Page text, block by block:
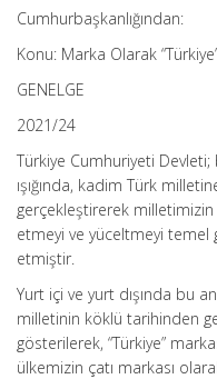
Cumhurbaşkanlığından:
Konu: Marka Olarak
GENELGE
2021/24
Türkiye Cumhuriyeti Devleti;
ışığında, kadim Türk
gerçekleştirerek
etmeyi ve yüceltmeyi
etmiştir.
Yurt içi ve yurt dışında bu
milletinin köklü tarihinden
gösterilerek, “Türkiye”
ülkemizin çatı markası